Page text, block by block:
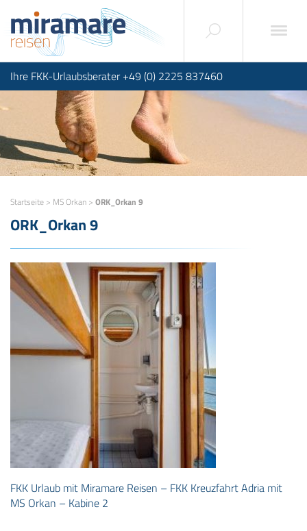
Ihre FKK-Urlaubsberater +49 (0) 2225 837460
Startseite > MS Orkan > ORK_Orkan 9
ORK_Orkan 9
FKK Urlaub mit Miramare Reisen – FKK Kreuzfahrt Adria mit
MS Orkan – Kabine 2